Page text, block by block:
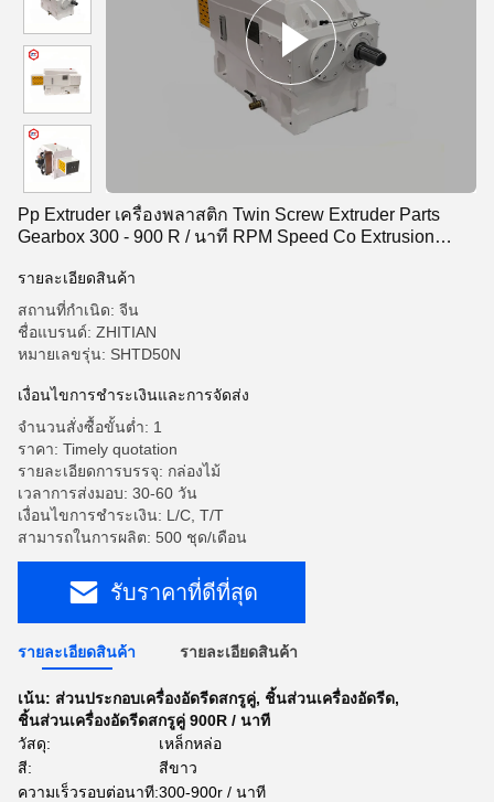
Pp Extruder เครื่องพลาสติก Twin Screw Extruder Parts
Gearbox 300 - 900 R / นาที RPM Speed ​​​​Co Extrusion
รายละเอียดสินค้า
สถานที่กำเนิด: จีน
ชื่อแบรนด์: ZHITIAN
หมายเลขรุ่น: SHTD50N
เงื่อนไขการชำระเงินและการจัดส่ง
จำนวนสั่งซื้อขั้นต่ำ: 1
ราคา: Timely quotation
รายละเอียดการบรรจุ: กล่องไม้
เวลาการส่งมอบ: 30-60 วัน
เงื่อนไขการชำระเงิน: L/C, T/T
สามารถในการผลิต: 500 ชุด/เดือน
รับราคาที่ดีที่สุด
รายละเอียดสินค้า รายละเอียดสินค้า
เน้น: ส่วนประกอบเครื่องอัดรีดสกรูคู่, ชิ้นส่วนเครื่องอัดรีด,
ชิ้นส่วนเครื่องอัดรีดสกรูคู่ 900R / นาที
วัสดุ:
เหล็กหล่อ
สี:
สีขาว
ความเร็วรอบต่อนาที:300-900r / นาที